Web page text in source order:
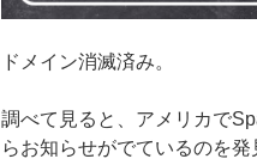
ドメイン消滅済み。
調べて見ると、アメリカで
らお知らせがでているのを発